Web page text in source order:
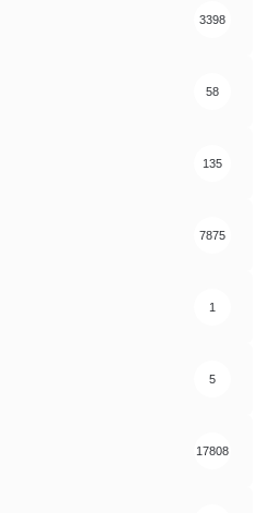
3398
58
135
7875
1
5
17808